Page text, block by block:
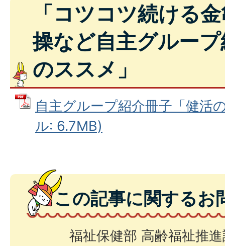
「コツコツ続ける
操など自主グルー
のススメ」
自主グループ紹介冊子「健活
ル: 6.7MB)
この記事に関するお
福祉保健部 高齢福祉推